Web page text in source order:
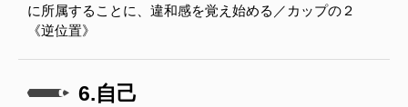
に所属することに、違和感を覚え始める／カップの２
《逆位置》
6.自己